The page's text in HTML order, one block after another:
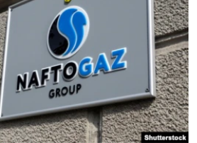
КРИМУ